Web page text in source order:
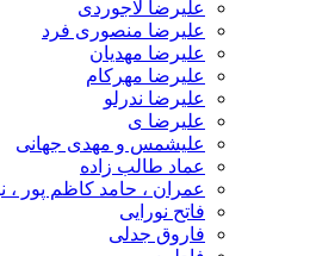
علیرضا لاجوردی
علیرضا منصوری فرد
علیرضا مهدیان
علیرضا مهرکام
علیرضا ندرلو
علیرضا ی
علیشمس و مهدی جهانی
عماد طالب زاده
عمران ، حامد کاظم پور ، نیما حنجر
فاتح نورایی
فاروق جدلی